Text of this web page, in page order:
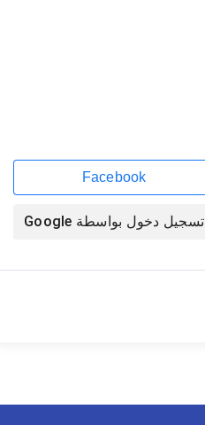
Facebook
تسجيل دخول بواسطة Google